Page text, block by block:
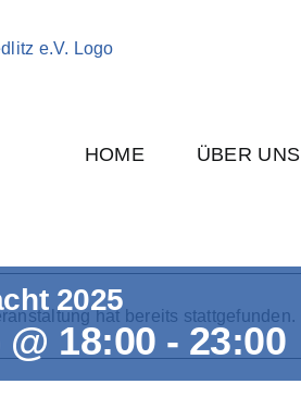
HOME ÜBER UNS
hat bereits stattgefunden.
2025
18:00 - 23:00